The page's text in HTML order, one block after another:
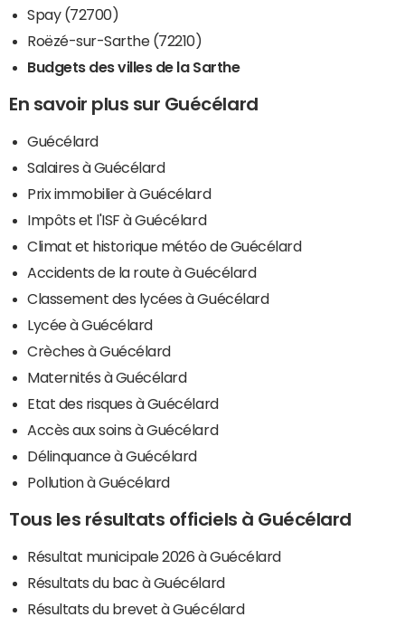
Spay (72700)
Roëzé-sur-Sarthe (72210)
Budgets des villes de la Sarthe
En savoir plus sur Guécélard
Guécélard
Salaires à Guécélard
Prix immobilier à Guécélard
Impôts et l'ISF à Guécélard
Climat et historique météo de Guécélard
Accidents de la route à Guécélard
Classement des lycées à Guécélard
Lycée à Guécélard
Crèches à Guécélard
Maternités à Guécélard
Etat des risques à Guécélard
Accès aux soins à Guécélard
Délinquance à Guécélard
Pollution à Guécélard
Tous les résultats officiels à Guécélard
Résultat municipale 2026 à Guécélard
Résultats du bac à Guécélard
Résultats du brevet à Guécélard